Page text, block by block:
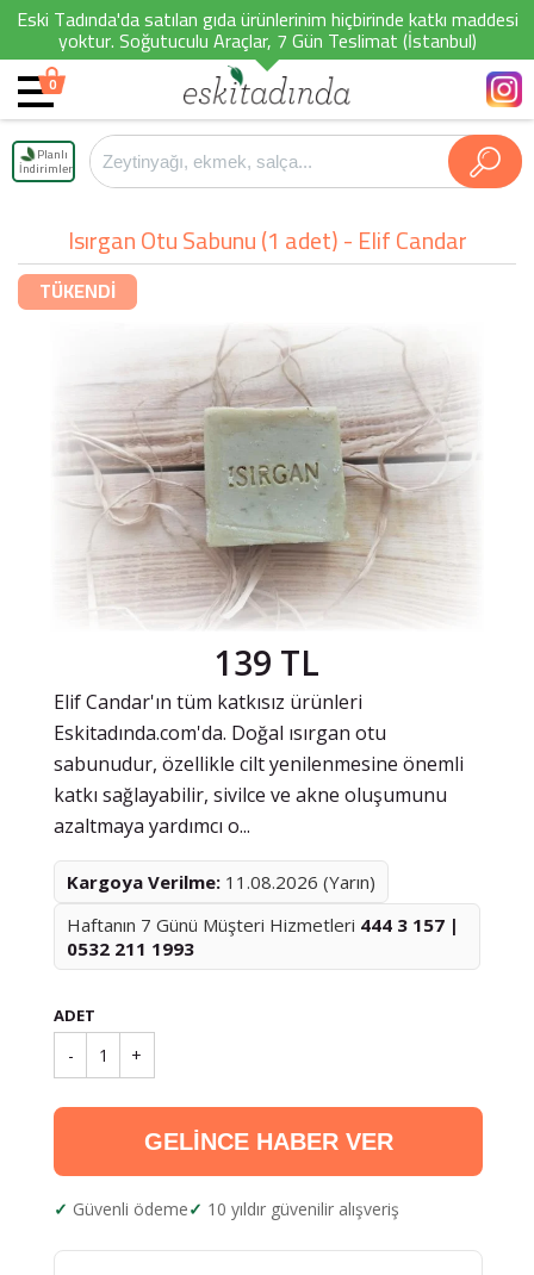
Eski Tadında'da satılan gıda ürünlerinim hiçbirinde katkı maddesi
yoktur. Soğutuculu Araçlar, 7 Gün Teslimat (İstanbul)
0
Planlı
İndirimler
Isırgan Otu Sabunu (1 adet) - Elif Candar
TÜKENDİ
139 TL
Elif Candar'ın tüm katkısız ürünleri
Eskitadında.com'da. Doğal ısırgan otu
sabunudur, özellikle cilt yenilenmesine önemli
katkı sağlayabilir, sivilce ve akne oluşumunu
azaltmaya yardımcı o...
Kargoya Verilme: 11.08.2026 (Yarın)
Haftanın 7 Günü Müşteri Hizmetleri 444 3 157 |
0532 211 1993
ADET
- 1 +
GELİNCE HABER VER
Güvenli ödeme 10 yıldır güvenilir alışveriş